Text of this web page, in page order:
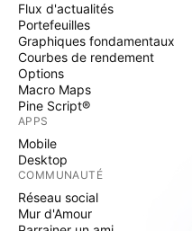
Flux d'actualités
Portefeuilles
Graphiques fondamentaux
Courbes de rendement
Options
Macro Maps
Pine Script®
APPS
Mobile
Desktop
COMMUNAUTÉ
Réseau social
Mur d'Amour